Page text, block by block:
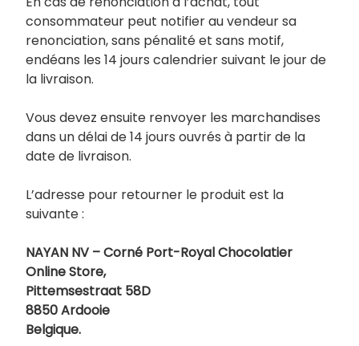
consommateur peut notifier au vendeur sa
renonciation, sans pénalité et sans motif,
endéans les 14 jours calendrier suivant le jour de
la livraison.
Vous devez ensuite renvoyer les marchandises
dans un délai de 14 jours ouvrés à partir de la
date de livraison.
L’adresse pour retourner le produit est la
suivante :
NAYAN NV – Corné Port-Royal Chocolatier
Online Store,
Pittemsestraat 58D
8850 Ardooie
Belgique.